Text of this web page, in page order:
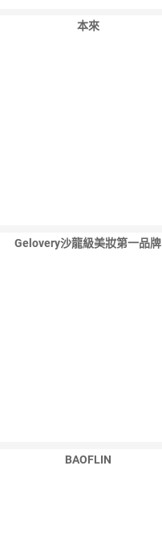
本來
Gelovery沙龍級美妝第一品牌
BAOFLIN